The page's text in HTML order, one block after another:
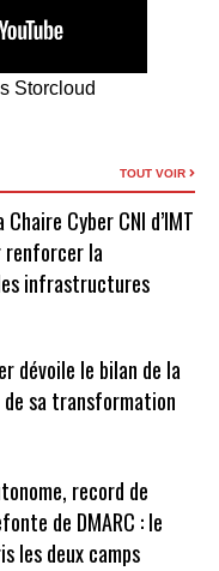
Storcloud
TOUT VOIR
Cyber CNI d’IMT
la
infrastructures
dévoile le bilan de la
de sa transformation
record de
de DMARC : le
les deux camps